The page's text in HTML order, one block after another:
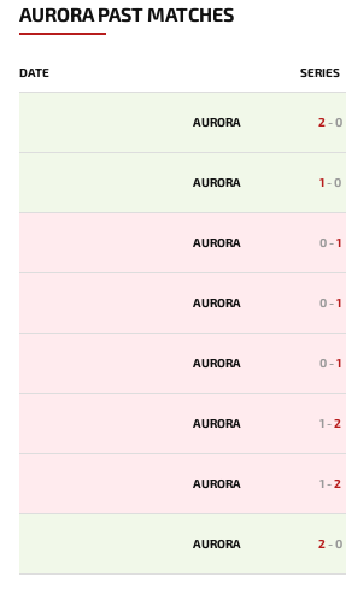
AURORA PAST MATCHES
DATE SERIES
AURORA 2-0
AURORA 1-0
AURORA 0-1
AURORA 0-1
AURORA 0-1
AURORA 1-2
AURORA 1-2
AURORA 2-0